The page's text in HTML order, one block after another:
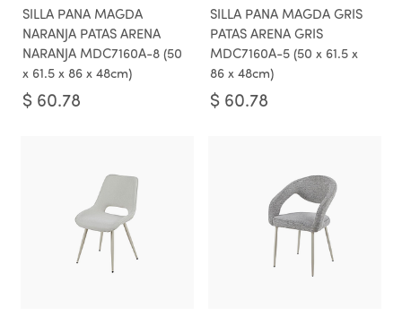
SILLA PANA MAGDA
NARANJA PATAS ARENA
NARANJA MDC7160A-8 (50
x 61.5 x 86 x 48cm)
$ 60.78
SILLA PANA MAGDA GRIS
PATAS ARENA GRIS
MDC7160A-5 (50 x 61.5 x
86 x 48cm)
$ 60.78